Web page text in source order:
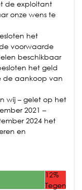
de exploitant
onze wens te
het
voorwaarde
beschikbaar
het geld
de aankoop van
wij – gelet op het
2021 –
2024 het
en
12%
Tegen